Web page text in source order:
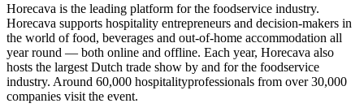
Horecava is the leading platform for the foodservice industry.
Horecava supports hospitality entrepreneurs and decision-makers in
the world of food, beverages and out-of-home accommodation all
year round — both online and offline. Each year, Horecava also
hosts the largest Dutch trade show by and for the foodservice
industry. Around 60,000 hospitalityprofessionals from over 30,000
companies visit the event.